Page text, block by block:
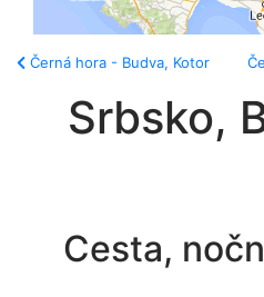
Černá hora - Budva, Kotor
Srbsko,
Cesta,